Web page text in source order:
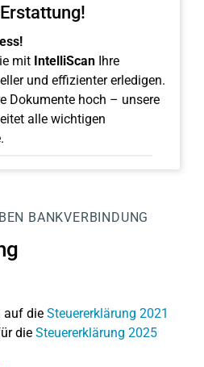
mit IntelliScan Ihre
und effizienter erledigen.
Dokumente hoch – unsere
alle wichtigen
BANKVERBINDUNG
auf die Steuererklärung 2021
die Steuererklärung 2025